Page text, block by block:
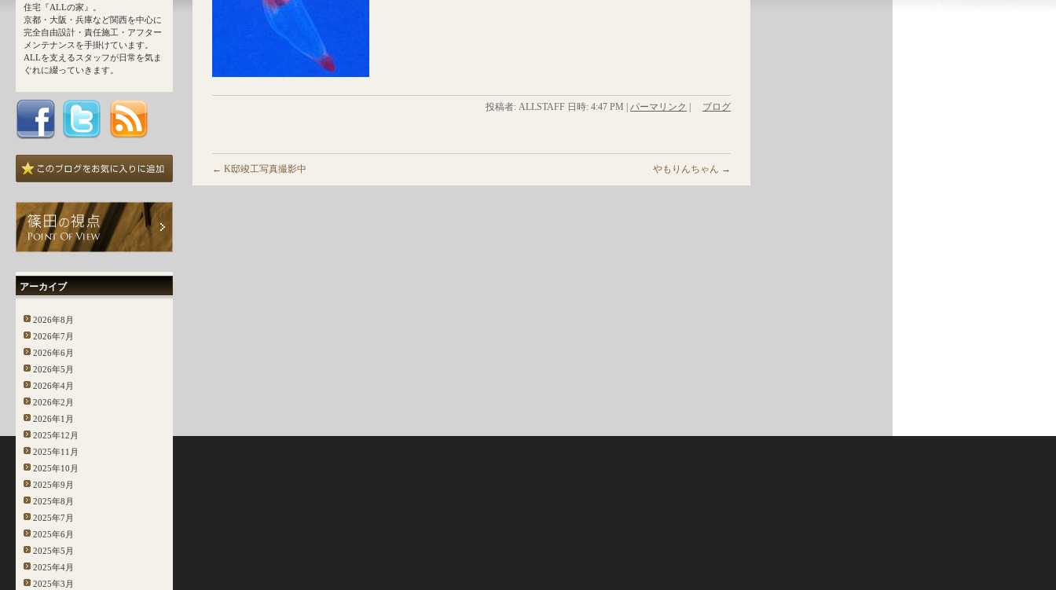
住宅『ALLの家』。
京都・大阪・兵庫など関西を中心に
完全自由設計・責任施工・アフター
メンテナンスを手掛けています。
ALLを支えるスタッフが日常を気ま
ぐれに綴っていきます。
アーカイブ
2026年8月
2026年7月
2026年6月
2026年5月
2026年4月
2026年2月
2026年1月
2025年12月
2025年11月
2025年10月
2025年9月
2025年8月
2025年7月
2025年6月
2025年5月
2025年4月
2025年3月
投稿者: ALLSTAFF 日時: 4:47 PM パーマリンク ブログ
← K邸竣工写真撮影中 やもりんちゃん →